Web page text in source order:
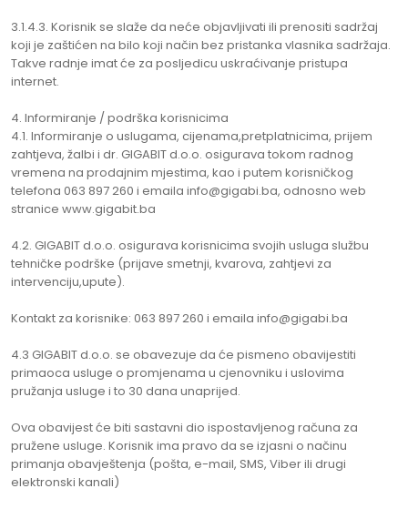
3.1.4.3. Korisnik se slaže da neće objavljivati ili prenositi sadržaj
koji je zaštićen na bilo koji način bez pristanka vlasnika sadržaja.
Takve radnje imat će za posljedicu uskraćivanje pristupa
internet.
Informiranje / podrška korisnicima
4.1. Informiranje o uslugama, cijenama,pretplatnicima, prijem
zahtjeva, žalbi i dr. GIGABIT d.o.o. osigurava tokom radnog
vremena na prodajnim mjestima, kao i putem korisničkog
telefona 063 897 260 i emaila info@gigabi.ba, odnosno web
stranice www.gigabit.ba
4.2. GIGABIT d.o.o. osigurava korisnicima svojih usluga službu
tehničke podrške (prijave smetnji, kvarova, zahtjevi za
intervenciju,upute).
Kontakt za korisnike: 063 897 260 i emaila info@gigabi.ba
4.3 GIGABIT d.o.o. se obavezuje da će pismeno obavijestiti
primaoca usluge o promjenama u cjenovniku i uslovima
pružanja usluge i to 30 dana unaprijed.
Ova obavijest će biti sastavni dio ispostavljenog računa za
pružene usluge. Korisnik ima pravo da se izjasni o načinu
primanja obavještenja (pošta, e-mail, SMS, Viber ili drugi
elektronski kanali)